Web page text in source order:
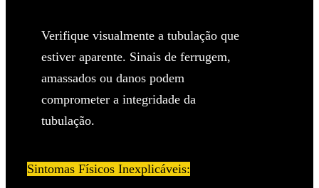
Verifique visualmente a tubulação que
estiver aparente. Sinais de ferrugem,
amassados ou danos podem
comprometer a integridade da
tubulação.
Sintomas Físicos Inexplicáveis: